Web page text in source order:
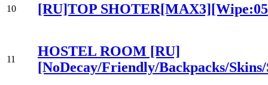
10 [RU]TOP
11
HOSTEL ROOM [RU]
[NoDecay/Friendly/Backpacks/